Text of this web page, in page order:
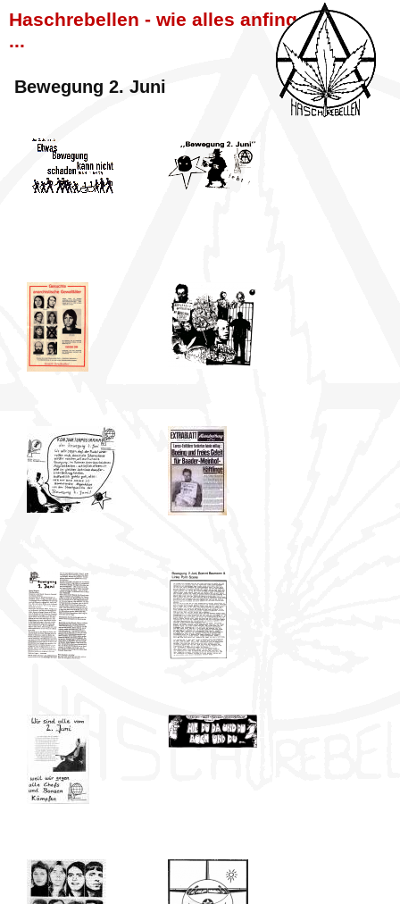
Haschrebellen - wie alles anfing
...
Bewegung 2. Juni